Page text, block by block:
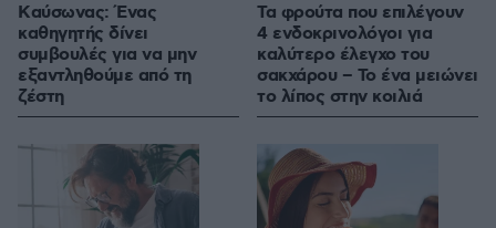
Kαύσωνας: Ένας
καθηγητής δίνει
συμβουλές για να μην
εξαντληθούμε από τη
ζέστη
Τα φρούτα που επιλέγουν
4 ενδοκρινολόγοι για
καλύτερο έλεγχο του
σακχάρου – Το ένα μειώνει
το λίπος στην κοιλιά